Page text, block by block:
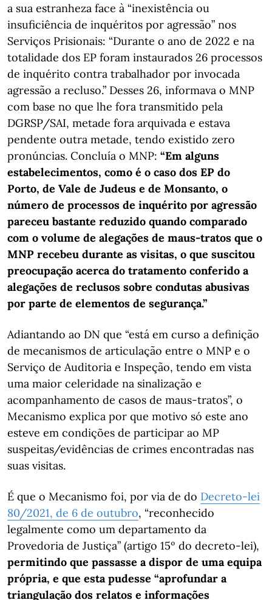
a sua estranheza face à “inexistência ou
insuficiência de inquéritos por agressão” nos
Serviços Prisionais: “Durante o ano de 2022 e na
totalidade dos EP foram instaurados 26 processos
de inquérito contra trabalhador por invocada
agressão a recluso.” Desses 26, informava o MNP
com base no que lhe fora transmitido pela
DGRSP/SAI, metade fora arquivada e estava
pendente outra metade, tendo existido zero
pronúncias. Concluía o MNP: “Em alguns
estabelecimentos, como é o caso dos EP do
Porto, de Vale de Judeus e de Monsanto, o
número de processos de inquérito por agressão
pareceu bastante reduzido quando comparado
com o volume de alegações de maus-tratos que o
MNP recebeu durante as visitas, o que suscitou
preocupação acerca do tratamento conferido a
alegações de reclusos sobre condutas abusivas
por parte de elementos de segurança.”
Adiantando ao DN que “está em curso a definição
de mecanismos de articulação entre o MNP e o
Serviço de Auditoria e Inspeção, tendo em vista
uma maior celeridade na sinalização e
acompanhamento de casos de maus-tratos”, o
Mecanismo explica por que motivo só este ano
esteve em condições de participar ao MP
suspeitas/evidências de crimes encontradas nas
suas visitas.
É que o Mecanismo foi, por via de do Decreto-lei
80/2021, de 6 de outubro, “reconhecido
legalmente como um departamento da
Provedoria de Justiça” (artigo 15º do decreto-lei),
permitindo que passasse a dispor de uma equipa
própria, e que esta pudesse “aprofundar a
triangulação dos relatos e informações